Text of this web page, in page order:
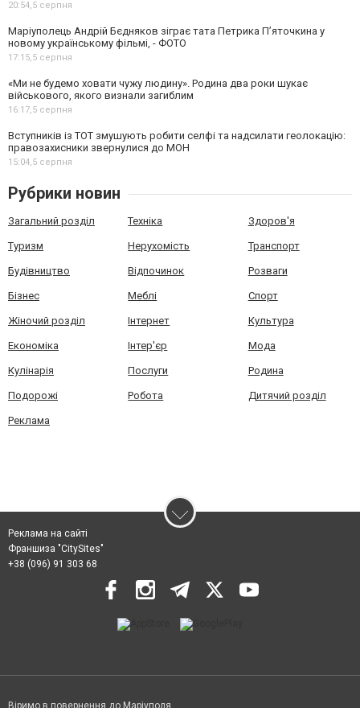
20:54,5 серпня
Маріуполець Андрій Бєдняков зіграє тата Петрика П’яточкина у
новому українському фільмі, - ФОТО
17:15,5 серпня
«Ми не будемо ховати чужу людину». Родина два роки шукає
військового, якого визнали загиблим
16:17,5 серпня
Вступників із ТОТ змушують робити селфі та надсилати геолокацію:
правозахисники звернулися до МОН
15:04,5 серпня
Рубрики новин
Загальний розділ Техніка Здоров'я
Туризм Нерухомість Транспорт
Будівництво Відпочинок Розваги
Бізнес Меблі Спорт
Жіночий розділ Інтернет Культура
Економіка Інтер'єр Мода
Кулінарія Послуги Родина
Подорожі Робота Дитячий розділ
Реклама
Реклама на сайті
Франшиза "CitySites"
+38 (096) 91 303 68
Віримо в повернення до Маріуполя